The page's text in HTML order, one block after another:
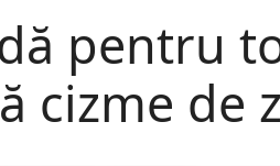
pentru
cizme de